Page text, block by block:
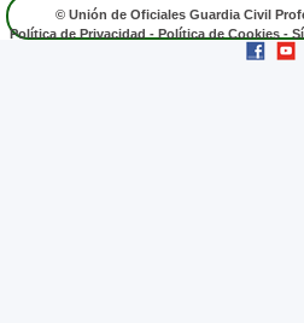
© Unión de Oficiales Guardia Civil
Política de Privacidad - Política de Cookies -